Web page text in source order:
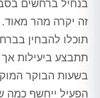
בנחיל ברחשים
זה יקרה מהר מאוד.
תוכלו להבחין
תתבצע ביעילות
בשעות הבוקר
הפעיל ייחשף